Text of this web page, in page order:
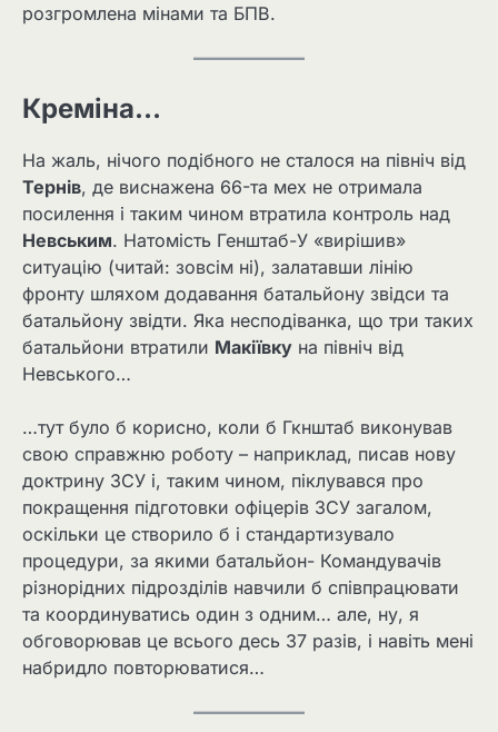
розгромлена мінами та БПВ.
Креміна…
На жаль, нічого подібного не сталося на північ від
Тернів, де виснажена 66-та мех не отримала
посилення і таким чином втратила контроль над
Невським. Натомість Генштаб-У «вирішив»
ситуацію (читай: зовсім ні), залатавши лінію
фронту шляхом додавання батальйону звідси та
батальйону звідти. Яка несподіванка, що три таких
батальйони втратили Макіївку на північ від
Невського…
…тут було б корисно, коли б Гкнштаб виконував
свою справжню роботу – наприклад, писав нову
доктрину ЗСУ і, таким чином, піклувався про
покращення підготовки офіцерів ЗСУ загалом,
оскільки це створило б і стандартизувало
процедури, за якими батальйон- Командувачів
різнорідних підрозділів навчили б співпрацювати
та координуватись один з одним… але, ну, я
обговорював це всього десь 37 разів, і навіть мені
набридло повторюватися…